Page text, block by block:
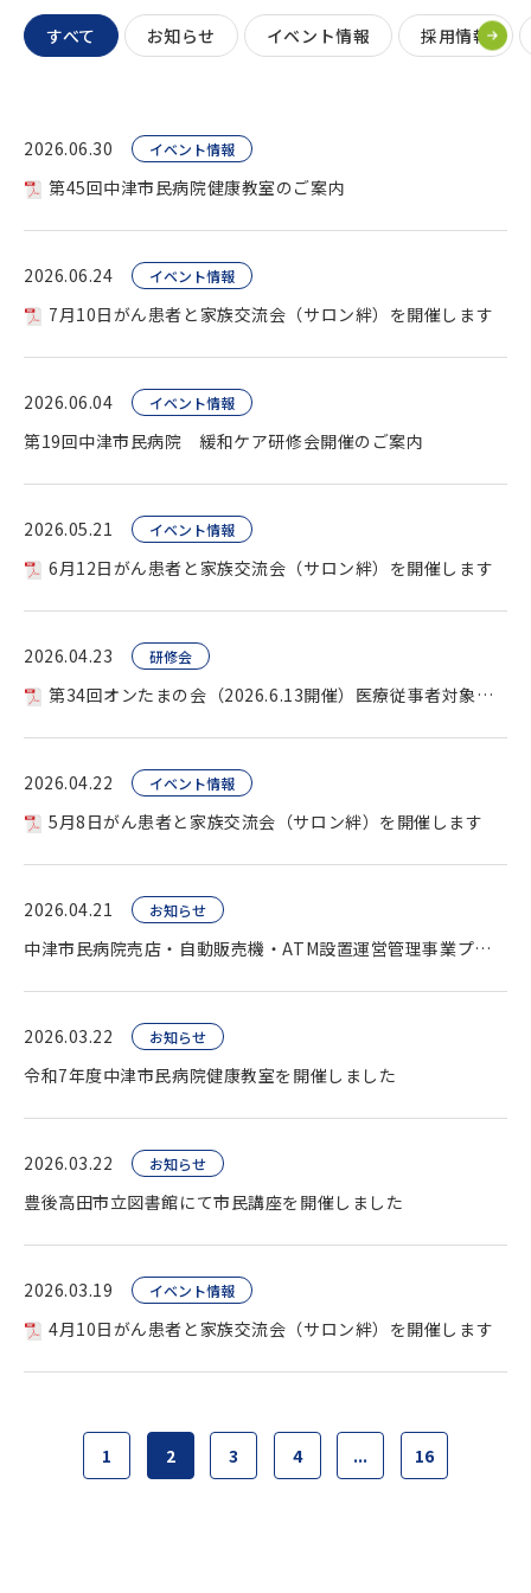
すべて お知らせ イベント情報 採用情報
2026.06.30 イベント情報
第45回中津市民病院健康教室のご案内
2026.06.24 イベント情報
7月10日がん患者と家族交流会（サロン絆）を開催します
2026.06.04 イベント情報
第19回中津市民病院 緩和ケア研修会開催のご案内
2026.05.21 イベント情報
6月12日がん患者と家族交流会（サロン絆）を開催します
2026.04.23 研修会
第34回オンたまの会（2026.6.13開催）医療従事者対象を開催します。
2026.04.22 イベント情報
5月8日がん患者と家族交流会（サロン絆）を開催します
2026.04.21 お知らせ
中津市民病院売店・自動販売機・ATM設置運営管理事業プロポーザル（公告）
2026.03.22 お知らせ
令和7年度中津市民病院健康教室を開催しました
2026.03.22 お知らせ
豊後高田市立図書館にて市民講座を開催しました
2026.03.19 イベント情報
4月10日がん患者と家族交流会（サロン絆）を開催します
1 2 3 4 ... 16